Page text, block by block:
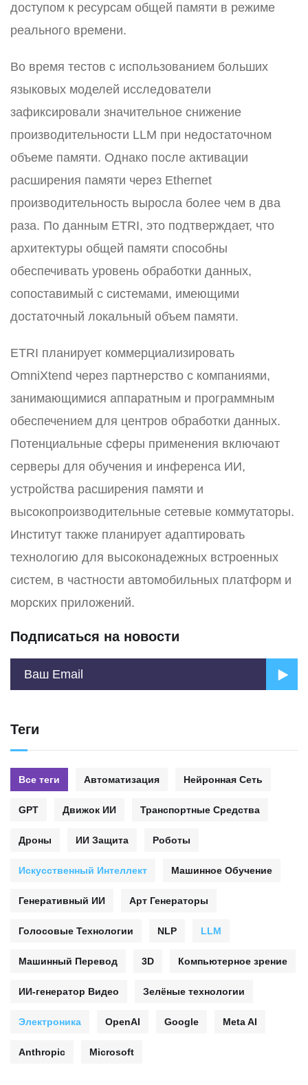
доступом к ресурсам общей памяти в режиме
реального времени.
Во время тестов с использованием больших
языковых моделей исследователи
зафиксировали значительное снижение
производительности LLM при недостаточном
объеме памяти. Однако после активации
расширения памяти через Ethernet
производительность выросла более чем в два
раза. По данным ETRI, это подтверждает, что
архитектуры общей памяти способны
обеспечивать уровень обработки данных,
сопоставимый с системами, имеющими
достаточный локальный объем памяти.
ETRI планирует коммерциализировать
OmniXtend через партнерство с компаниями,
занимающимися аппаратным и программным
обеспечением для центров обработки данных.
Потенциальные сферы применения включают
серверы для обучения и инференса ИИ,
устройства расширения памяти и
высокопроизводительные сетевые коммутаторы.
Институт также планирует адаптировать
технологию для высоконадежных встроенных
систем, в частности автомобильных платформ и
морских приложений.
Подписаться на новости
Теги
Все теги Автоматизация Нейронная Сеть
GPT Движок ИИ Транспортные Средства
Дроны ИИ Защита Роботы
Искусственный Интеллект Машинное Обучение
Генеративный ИИ Арт Генераторы
Голосовые Технологии NLP LLM
Машинный Перевод 3D Компьютерное зрение
ИИ-генератор Видео Зелёные технологии
Электроника OpenAI Google Meta AI
Anthropic Microsoft